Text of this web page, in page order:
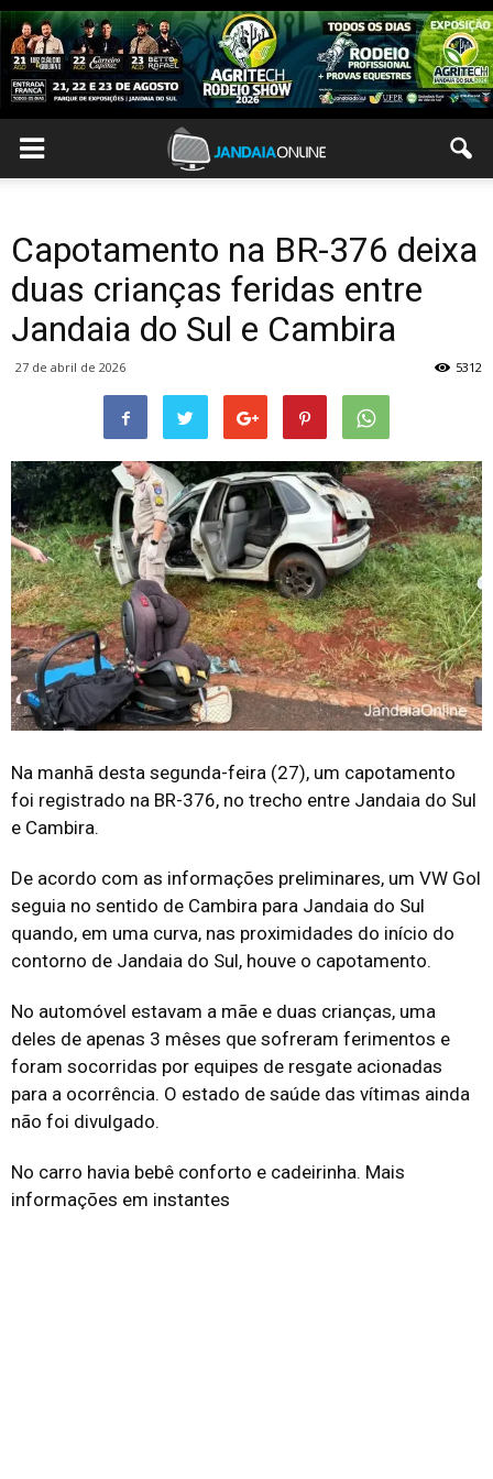
Capotamento na BR-376 deixa
duas crianças feridas entre
Jandaia do Sul e Cambira
27 de abril de 2026 5312
Na manhã desta segunda-feira (27), um capotamento
foi registrado na BR-376, no trecho entre Jandaia do Sul
e Cambira.
De acordo com as informações preliminares, um VW Gol
seguia no sentido de Cambira para Jandaia do Sul
quando, em uma curva, nas proximidades do início do
contorno de Jandaia do Sul, houve o capotamento.
No automóvel estavam a mãe e duas crianças, uma
deles de apenas 3 mêses que sofreram ferimentos e
foram socorridas por equipes de resgate acionadas
para a ocorrência. O estado de saúde das vítimas ainda
não foi divulgado.
No carro havia bebê conforto e cadeirinha. Mais
informações em instantes